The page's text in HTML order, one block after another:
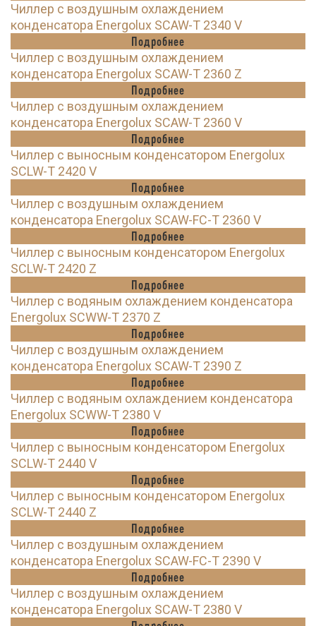
Чиллер с воздушным охлаждением
конденсатора Energolux SCAW-T 2340 V
Подробнее
Чиллер с воздушным охлаждением
конденсатора Energolux SCAW-T 2360 Z
Подробнее
Чиллер с воздушным охлаждением
конденсатора Energolux SCAW-T 2360 V
Подробнее
Чиллер с выносным конденсатором Energolux
SCLW-T 2420 V
Подробнее
Чиллер с воздушным охлаждением
конденсатора Energolux SCAW-FC-T 2360 V
Подробнее
Чиллер с выносным конденсатором Energolux
SCLW-T 2420 Z
Подробнее
Чиллер с водяным охлаждением конденсатора
Energolux SCWW-T 2370 Z
Подробнее
Чиллер с воздушным охлаждением
конденсатора Energolux SCAW-T 2390 Z
Подробнее
Чиллер с водяным охлаждением конденсатора
Energolux SCWW-T 2380 V
Подробнее
Чиллер с выносным конденсатором Energolux
SCLW-T 2440 V
Подробнее
Чиллер с выносным конденсатором Energolux
SCLW-T 2440 Z
Подробнее
Чиллер с воздушным охлаждением
конденсатора Energolux SCAW-FC-T 2390 V
Подробнее
Чиллер с воздушным охлаждением
конденсатора Energolux SCAW-T 2380 V